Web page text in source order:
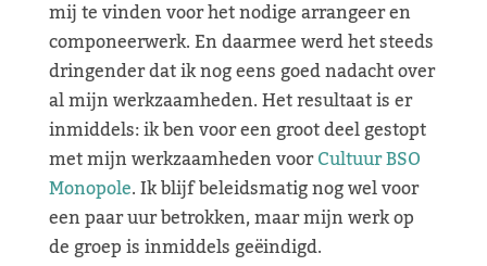
mij te vinden voor het nodige arrangeer en
componeerwerk. En daarmee werd het steeds
dringender dat ik nog eens goed nadacht over
al mijn werkzaamheden. Het resultaat is er
inmiddels: ik ben voor een groot deel gestopt
met mijn werkzaamheden voorCultuur BSO
Monopole. Ik blijf beleidsmatig nog wel voor
een paar uur betrokken, maar mijn werk op
de groep is inmiddels geëindigd.